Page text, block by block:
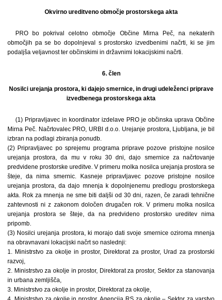
Okvirno ureditveno območje prostorskega akta
PRO bo pokrival celotno območje Občine Mirna Peč, na nekaterih
območjih pa se bo dopolnjeval s prostorsko izvedbenimi načrti, ki se jim
podaljša veljavnost ter občinskimi in državnimi lokacijskimi načrti.
6. člen
Nosilci urejanja prostora, ki dajejo smernice, in drugi udeleženci priprave
izvedbenega prostorskega akta
(1) Pripravljavec in koordinator izdelave PRO je občinska uprava Občine
Mirna Peč. Načrtovalec PRO, URBI d.o.o. Urejanje prostora, Ljubljana, je bil
izbran na podlagi zbiranja ponudb.
(2) Pripravljavec po sprejemu programa priprave pozove pristojne nosilce
urejanja prostora, da mu v roku 30 dni, dajo smernice za načrtovanje
predvidene prostorske ureditve. V primeru molka nosilca urejanja prostora se
šteje, da nima smernic. Kasneje pripravljavec pozove pristojne nosilce
urejanja prostora, da dajo mnenja k dopolnjenemu predlogu prostorskega
akta. Rok za mnenja ne sme biti daljši od 30 dni, razen, če zaradi tehnične
zahtevnosti ni z zakonom določen drugačen rok. V primeru molka nosilca
urejanja prostora se šteje, da na predvideno prostorsko ureditev nima
pripomb.
(3) Nosilci urejanja prostora, ki morajo dati svoje smernice oziroma mnenja
na obravnavani lokacijski načrt so naslednji:
1. Ministrstvo za okolje in prostor, Direktorat za prostor, Urad za prostorski
razvoj,
2. Ministrstvo za okolje in prostor, Direktorat za prostor, Sektor za stanovanja
in urbana zemljišča,
3. Ministrstvo za okolje in prostor, Direktorat za okolje,